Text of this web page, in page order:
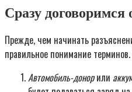
Сразу договоримся
Прежде, чем начинать
правильное понимание
Автомобиль-донорили